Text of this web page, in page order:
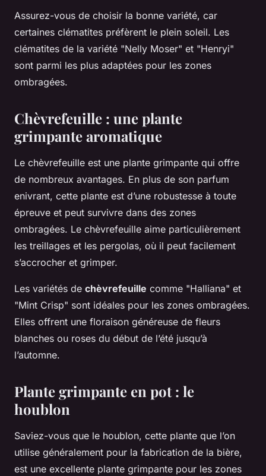
Assurez-vous de choisir la bonne variété, car
certaines clématites préfèrent le plein soleil. Les
clématites de la variété "Nelly Moser" et "Henryi"
sont parmi les plus adaptées pour les zones
ombragées.
Chèvrefeuille : une plante
grimpante aromatique
Le chèvrefeuille est une plante grimpante qui offre
de nombreux avantages. En plus de son parfum
enivrant, cette plante est d’une robustesse à toute
épreuve et peut survivre dans des zones
ombragées. Le chèvrefeuille aime particulièrement
les treillages et les pergolas, où il peut facilement
s’accrocher et grimper.
Les variétés de chèvrefeuille comme "Halliana" et
"Mint Crisp" sont idéales pour les zones ombragées.
Elles offrent une floraison généreuse de fleurs
blanches ou roses du début de l’été jusqu’à
l’automne.
Plante grimpante en pot : le
houblon
Saviez-vous que le houblon, cette plante que l’on
utilise généralement pour la fabrication de la bière,
est une excellente plante grimpante pour les zones